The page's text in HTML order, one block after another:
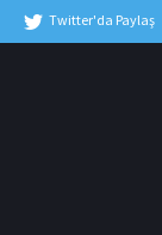
Twitter'da Paylaş